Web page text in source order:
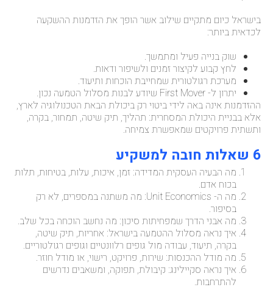
בישראל כיום מתקיים שילוב אשר הופך את הזדמנות ההשקעה
לכדאית ביותר:
שוק בנייה פעיל ומתמשך.
לחץ קבוע לקיצור זמנים ולשיפור ודאות.
מערכת רגולטורית שמחייבת הוכחות ותיעוד.
יתרון ל- First Mover שיודע לבנות מסלול הטמעה נכון.
ההזדמנות אינה באה לידי ביטוי רק ביכולת הבאת הטכנולוגיה לארץ,
אלא בבניית היכולת המסחרית: תהליך, תיק שיטה, תמחור, בקרה,
ותשתית פרויקטים שמאפשרת צמיחה.
6 שאלות חובה למשקיע
מה הבעיה העסקית המדידה: זמן, איכות, עלות, בטיחות, תלות
בכוח אדם.
מה ה- Unit Economics: מה משתנה במספרים, לא רק
בסיפור.
מה אבני הדרך שמפחיתות סיכון: מה נחשב הוכחה בכל שלב.
איך נראה מסלול ההטמעה בישראל: אחריות, תיק שיטה,
בקרה, תיעוד, עבודה מול גופים רלוונטיים וגופים רגולטוריים.
מה מודל ההכנסות: שירות, פרויקט, רישוי, או מודל חוזר.
איך נראה סקיילינג: קיבולת, תפוקה, ומשאבים נדרשים
להתרחבות.